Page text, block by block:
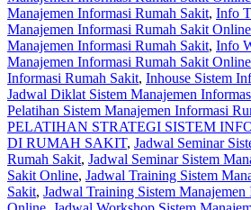
Manajemen Informasi Rumah Sakit, Info
Manajemen Informasi Rumah Sakit Online
Manajemen Informasi Rumah Sakit, Info
Manajemen Informasi Rumah Sakit Online
Informasi Rumah Sakit, Inhouse Sistem
Jadwal Diklat Sistem Manajemen
Pelatihan Sistem Manajemen Informasi
PELATIHAN STRATEGI SISTEM
DI RUMAH SAKIT, Jadwal Seminar
Rumah Sakit, Jadwal Seminar Sistem
Sakit Online, Jadwal Training Sistem
Sakit, Jadwal Training Sistem